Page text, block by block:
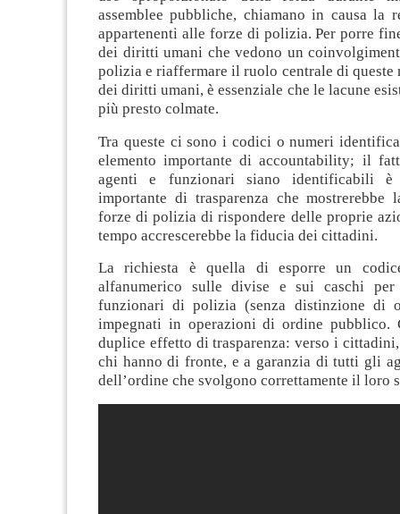
assemblee pubbliche, chiamano in causa la
appartenenti alle forze di polizia. Per porre
dei diritti umani che vedono un
polizia e riaffermare il ruolo centrale di queste
dei diritti umani, è essenziale che le lacune
più presto colmate.
Tra queste ci sono i codici o numeri
elemento importante di accountability; il
agenti e funzionari siano identificabili è
importante di trasparenza che mostrerebbe
forze di polizia di rispondere delle proprie
tempo accrescerebbe la fiducia dei cittadini.
La richiesta è quella di esporre un
alfanumerico sulle divise e sui caschi
funzionari di polizia (senza distinzione di
impegnati in operazioni di ordine pubblico.
duplice effetto di trasparenza: verso i cittadini,
chi hanno di fronte, e a garanzia di tutti gli
dell’ordine che svolgono correttamente il loro